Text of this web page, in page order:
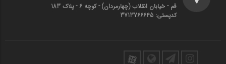
قم - خیابان انقلاب (چهارمردان)‌ - کوچه 6 - پلاک 183
کدپستی: 3713766645